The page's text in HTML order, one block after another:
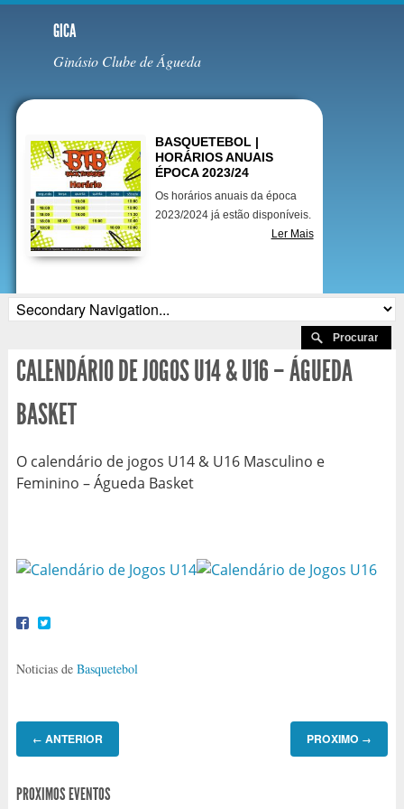
GICA
Ginásio Clube de Águeda
BASQUETEBOL |
HORÁRIOS ANUAIS
ÉPOCA 2023/24
Os horários anuais da época
2023/2024 já estão disponíveis.
Ler Mais
CALENDÁRIO DE JOGOS U14 & U16 – ÁGUEDA
BASKET
O calendário de jogos U14 & U16 Masculino e
Feminino – Águeda Basket
Noticias de Basquetebol
← ANTERIOR PROXIMO →
PROXIMOS EVENTOS